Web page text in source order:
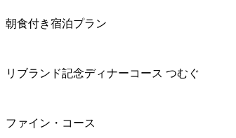
朝食付き宿泊プラン
リブランド記念ディナーコース つむぐ
ファイン・コース